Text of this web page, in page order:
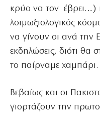
κρύο να τον έβρει…)
λοιμωξιολογικός
να γίνουν οι ανά την
εκδηλώσεις, διότι θα
το παίρναμε χαμπάρι.
Βεβαίως και οι
γιορτάζουν την